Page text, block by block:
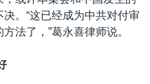
。“这已经成为中共对付审
法了，”葛永喜律师说。